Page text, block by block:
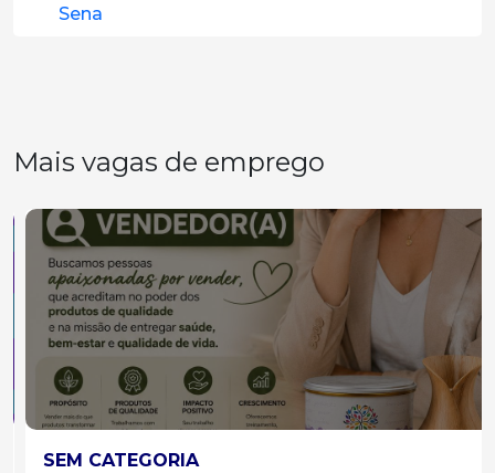
Sena
Mais vagas de emprego
SEM CATEGORIA